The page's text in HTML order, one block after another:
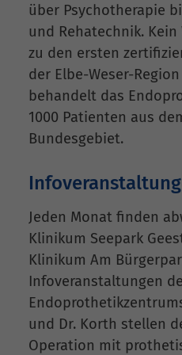
über Psychotherapie
und Rehatechnik.
zu den ersten
der Elbe-Weser-
behandelt das
1000 Patienten aus
Bundesgebiet.
Jeden Monat finden
Klinikum Seepark
Klinikum Am
Infoveranstaltungen
und Dr. Korth stellen
Operation mit